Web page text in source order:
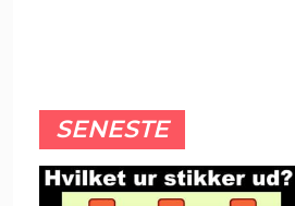
SENESTE